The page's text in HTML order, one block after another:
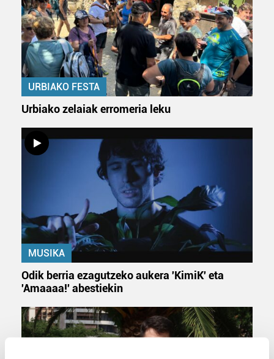
URBIAKO FESTA
Urbiako zelaiak erromeria leku
MUSIKA
Odik berria ezagutzeko aukera 'KimiK' eta
'Amaaaa!' abestiekin